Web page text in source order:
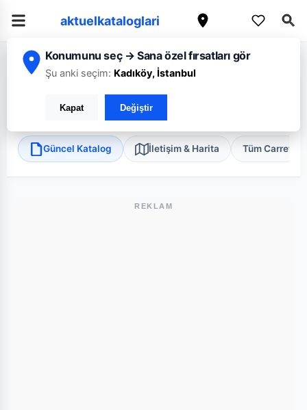
aktuelkataloglari
Konumunu seç → Sana özel fırsatları gör
Şu anki seçim: Kadıköy, İstanbul
Kapat Değiştir
Ana Sayfa/Ankara/ CarrefourSA/Ankara Emek Mini
CarrefourSA Ankara Emek Mini
Çankaya, Ankara
Güncel Katalog İletişim & Harita Tüm
REKLAM